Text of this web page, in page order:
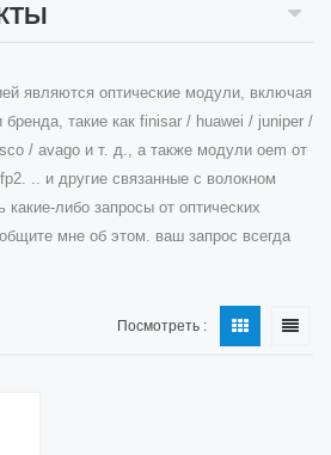
являются оптические модули, включая
такие как finisar / huawei / juniper /
/ avago и т. д., а также модули oem от
.. и другие связанные с волокном
какие-либо запросы от оптических
мне об этом. ваш запрос всегда
Посмотреть :